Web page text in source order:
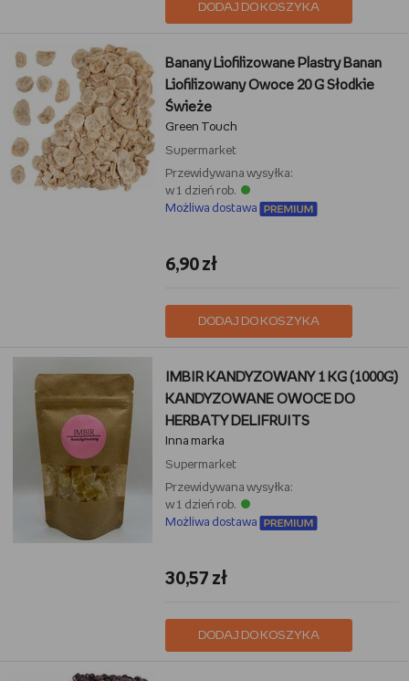
DODAJ DO KOSZYKA
Banany Liofilizowane Plastry Banan
Liofilizowany Owoce 20 G Słodkie
Świeże
Green Touch
Supermarket
Przewidywana wysyłka:
w 1 dzień rob.
Możliwa dostawa
6,90 zł
DODAJ DO KOSZYKA
IMBIR KANDYZOWANY 1 KG (1000G)
KANDYZOWANE OWOCE DO
HERBATY DELIFRUITS
Inna marka
Supermarket
Przewidywana wysyłka:
w 1 dzień rob.
Możliwa dostawa
30,57 zł
DODAJ DO KOSZYKA